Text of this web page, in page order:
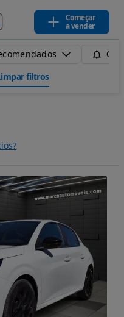
Começar
a vender
filtros